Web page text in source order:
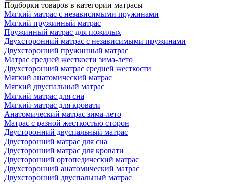
Подборки товаров в категории матрасы
Мягкий матрас с независимыми пружинами
Мягкий пружинный матрас
Пружинный матрас для пожилых
Двухсторонний матрас с независимыми пружинами
Двухсторонний пружинный матрас
Матрас средней жесткости зима-лето
Двухсторонний матрас средней жесткости
Мягкий анатомический матрас
Мягкий двуспальный матрас
Мягкий матрас для сна
Мягкий матрас для кровати
Анатомический матрас зима-лето
Матрас с разной жесткостью сторон
Двусторонний двуспальный матрас
Двусторонний матрас для сна
Двусторонний матрас для кровати
Двусторонний ортопедический матрас
Двухсторонний анатомический матрас
Двухсторонний двуспальный матрас